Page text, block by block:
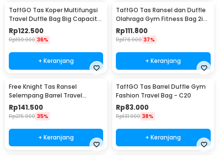
TaffGO Tas Koper Multifungsi
Travel Duffle Bag Big Capacity
3 Concept Eyes - D30
Rp122.500
Rp190.900 36%
+ Keranjang
TaffGO Tas Ransel dan Duffle
Olahraga Gym Fitness Bag 2in1
Polyester - T90
Rp111.800
Rp176.900 37%
+ Keranjang
Free Knight Tas Ransel
Selempang Barrel Travel
Mountaineering Canvas -
CC05
Rp141.500
Rp215.900 35%
+ Keranjang
TaffGO Tas Barrel Duffle Gym
Fashion Travel Bag - C20
Rp83.000
Rp131.900 38%
+ Keranjang